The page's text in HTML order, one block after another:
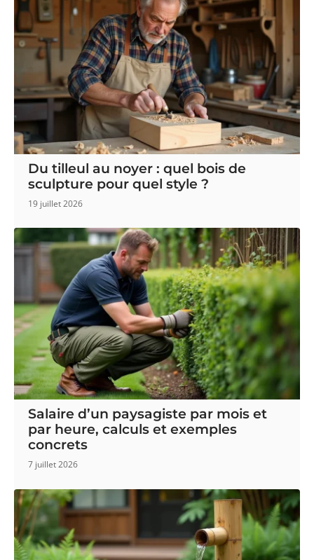
Du tilleul au noyer : quel bois de
sculpture pour quel style ?
19 juillet 2026
Salaire d’un paysagiste par mois et
par heure, calculs et exemples
concrets
7 juillet 2026